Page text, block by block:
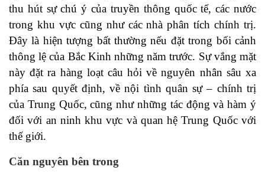
thu hút sự chú ý của truyền thông quốc tế, các nước
trong khu vực cũng như các nhà phân tích chính trị.
Đây là hiện tượng bất thường nếu đặt trong bối cảnh
thông lệ của Bắc Kinh những năm trước. Sự vắng mặt
này đặt ra hàng loạt câu hỏi về nguyên nhân sâu xa
phía sau quyết định, về nội tình quân sự – chính trị
của Trung Quốc, cũng như những tác động và hàm ý
đối với an ninh khu vực và quan hệ Trung Quốc với
thế giới.
Căn nguyên bên trong